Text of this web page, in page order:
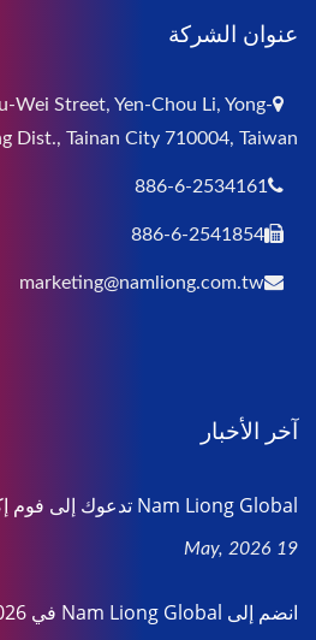
عنوان الشركة
Wei Street, Yen-Chou Li, Yong-
Dist., Tainan City 710004, Taiwan
886-6-2534161
886-6-2541854
marketing@namliong.com.tw
آخر الأخبار
Nam Liong Global تدعوك إلى فوم إكسبو...
19 May, 2026
انضم إلى Nam Liong Global في Techtextil 2026...